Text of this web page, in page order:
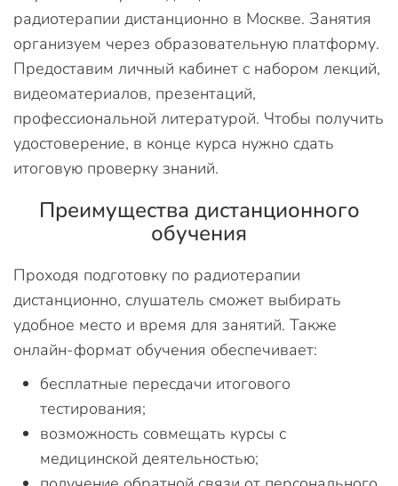
радиотерапии дистанционно в Москве. Занятия
организуем через образовательную платформу.
Предоставим личный кабинет с набором лекций,
видеоматериалов, презентаций,
профессиональной литературой. Чтобы получить
удостоверение, в конце курса нужно сдать
итоговую проверку знаний.
Преимущества дистанционного
обучения
Проходя подготовку по радиотерапии
дистанционно, слушатель сможет выбирать
удобное место и время для занятий. Также
онлайн-формат обучения обеспечивает:
бесплатные пересдачи итогового
тестирования;
возможность совмещать курсы с
медицинской деятельностью;